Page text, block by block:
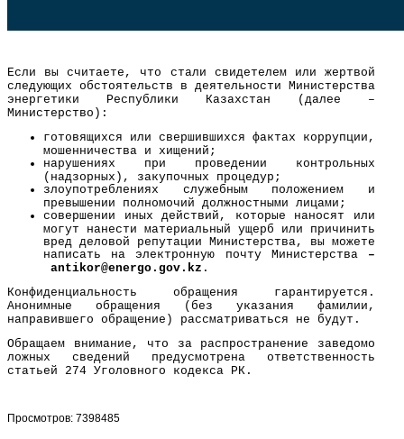
Если вы считаете, что стали свидетелем или жертвой
следующих обстоятельств в деятельности Министерства
энергетики Республики Казахстан (далее –
Министерство):
готовящихся или свершившихся фактах коррупции,
мошенничества и хищений;
нарушениях при проведении контрольных
(надзорных), закупочных процедур;
злоупотреблениях служебным положением и
превышении полномочий должностными лицами;
совершении иных действий, которые наносят или
могут нанести материальный ущерб или причинить
вред деловой репутации Министерства, вы можете
написать на электронную почту Министерства –
antikor@energo .gov.kz .
Конфиденциальность обращения гарантируется.
Анонимные обращения (без указания фамилии,
направившего обращение) рассматриваться не будут.
Обращаем внимание, что за распространение заведомо
ложных сведений предусмотрена ответственность
статьей 274 Уголовного кодекса РК.
Просмотров: 7398485